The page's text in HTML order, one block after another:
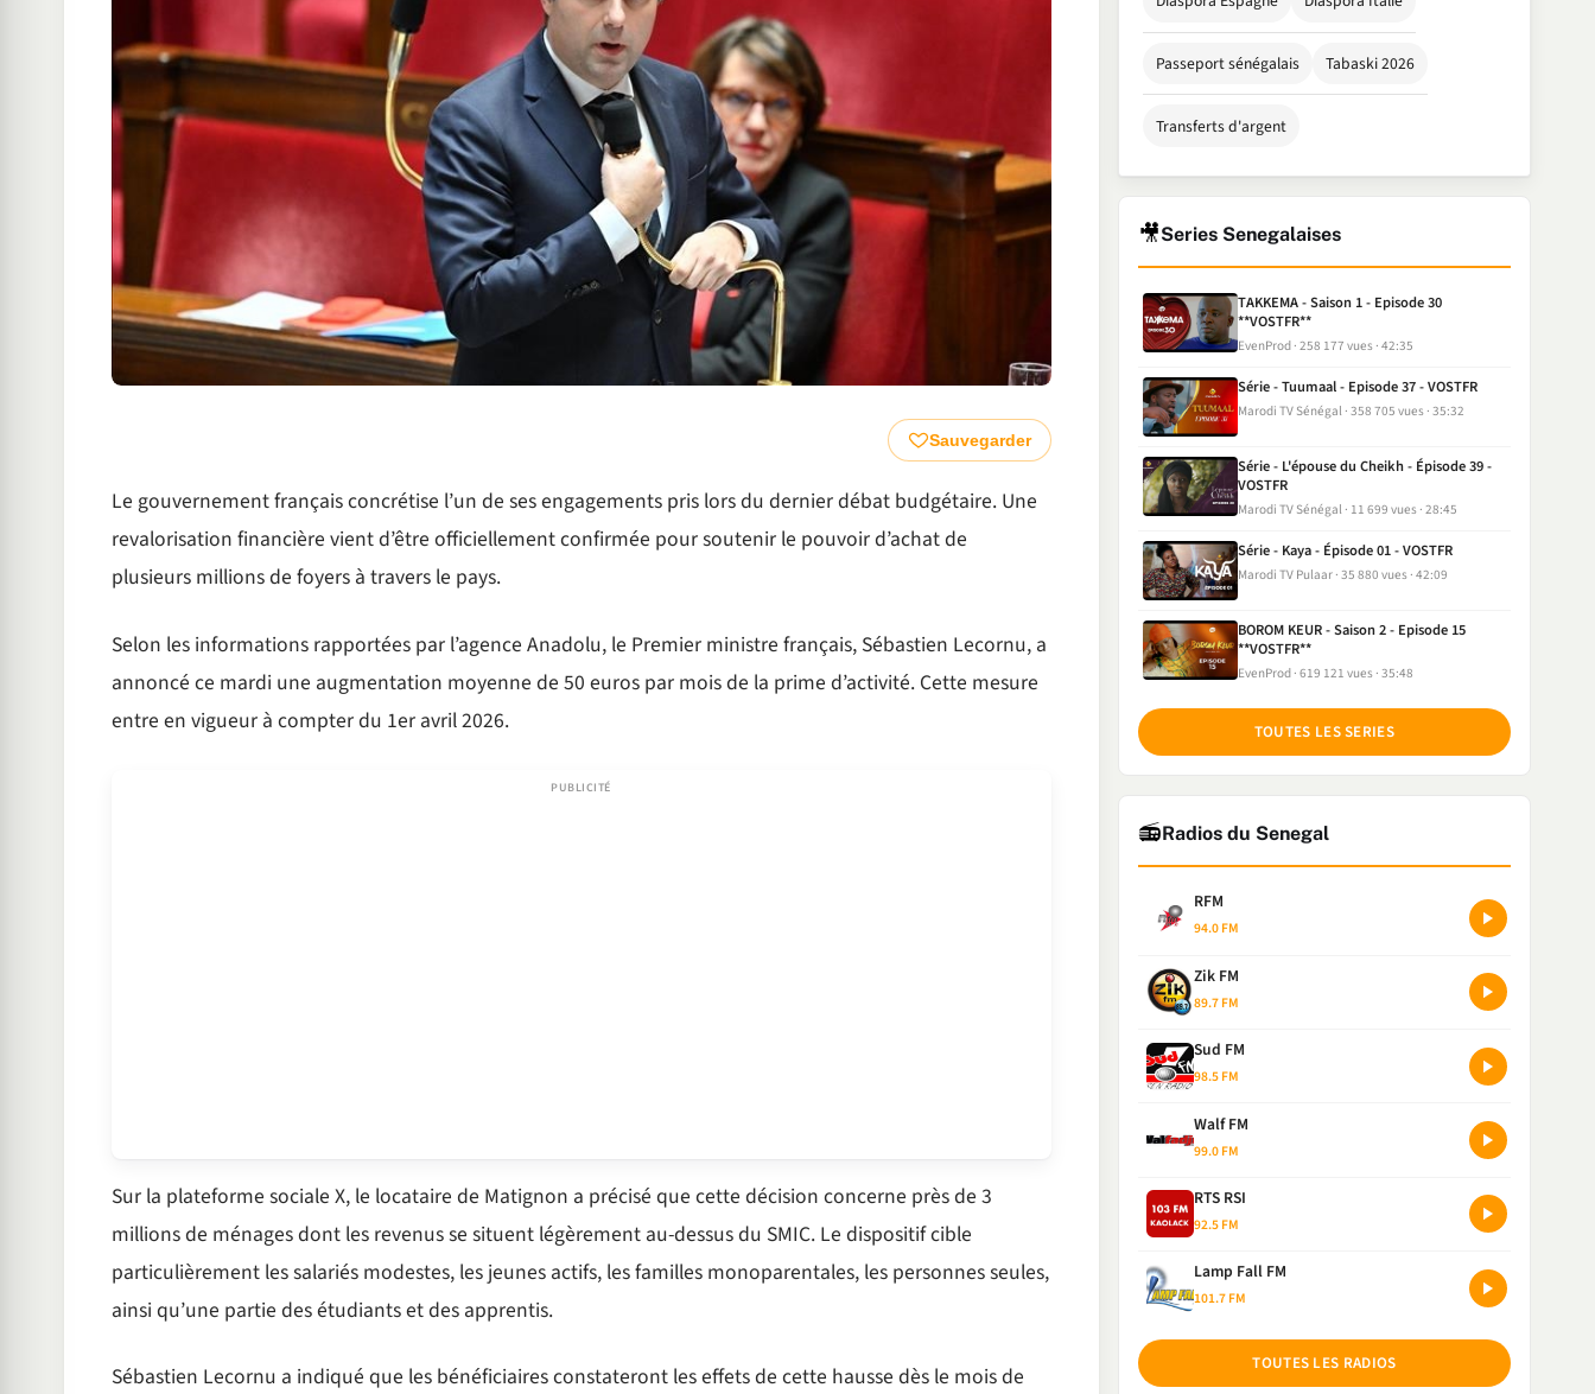
Sauvegarder
Le gouvernement français concrétise l’un de ses engagements pris lors du dernier débat budgétaire. Une
revalorisation financière vient d’être officiellement confirmée pour soutenir le pouvoir d’achat de
plusieurs millions de foyers à travers le pays.
Selon les informations rapportées par l’agence Anadolu, le Premier ministre français, Sébastien Lecornu, a
annoncé ce mardi une augmentation moyenne de 50 euros par mois de la prime d’activité. Cette mesure
entre en vigueur à compter du 1er avril 2026.
Sur la plateforme sociale X, le locataire de Matignon a précisé que cette décision concerne près de 3
millions de ménages dont les revenus se situent légèrement au-dessus du SMIC. Le dispositif cible
particulièrement les salariés modestes, les jeunes actifs, les familles monoparentales, les personnes seules,
ainsi qu’une partie des étudiants et des apprentis.
Sébastien Lecornu a indiqué que les bénéficiaires constateront les effets de cette hausse dès le mois de
Passeport sénégalais Tabaski 2026
Transferts d'argent
🎥Series Senegalaises
TAKKEMA - Saison 1 - Episode 30
**VOSTFR**
EvenProd 258 177 vues 42:35
Série - Tuumaal - Episode 37 - VOSTFR
Marodi TV Sénégal 358 705 vues 35:32
Série - L'épouse du Cheikh - Épisode 39 -
VOSTFR
Marodi TV Sénégal 11 699 vues 28:45
Série - Kaya - Épisode 01 - VOSTFR
Marodi TV Pulaar 35 880 vues 42:09
BOROM KEUR - Saison 2 - Episode 15
**VOSTFR**
EvenProd 619 121 vues 35:48
TOUTES LES SERIES
📻Radios du Senegal
RFM
94.0 FM
Zik FM
89.7 FM
Sud FM
98.5 FM
Walf FM
99.0 FM
RTS RSI
92.5 FM
Lamp Fall FM
101.7 FM
TOUTES LES RADIOS